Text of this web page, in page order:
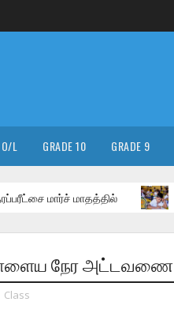
O/L GRADE 10 GRADE 9
மாதத்தில் NEWS
நாளைய நேர அட்டவணை -
Class